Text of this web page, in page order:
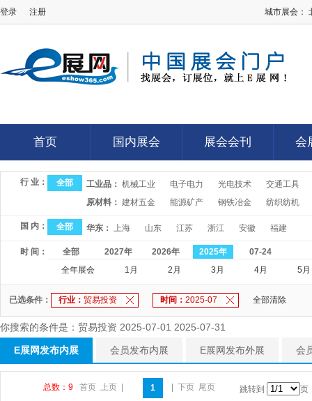
登录 注册 城市展会：
首页
首页
国内展会
国内展会
展会会刊
展会会刊
会
会
行 业： 全部 工业品： 机械工业 电子电力 光电技术
交通工具
原材料： 建材五金 能源矿产 钢铁冶金 纺织纺机
国 内： 全部 华东： 上海 山东 江苏 浙江 安徽 福建
时 间： 全部 2027年 2026年 2025年
07-24
全年展会
1月 2月 3月 4月 5月
已选条件： 行业： 贸易投资 时间： 2025-07 全部清除
你搜索的条件是：贸易投资 2025-07-01 2025-07-31
E展网发布内展 会员发布内展 E展网发布外展 会
总数：9 首页 上页 1 下页 尾页 跳转到 页